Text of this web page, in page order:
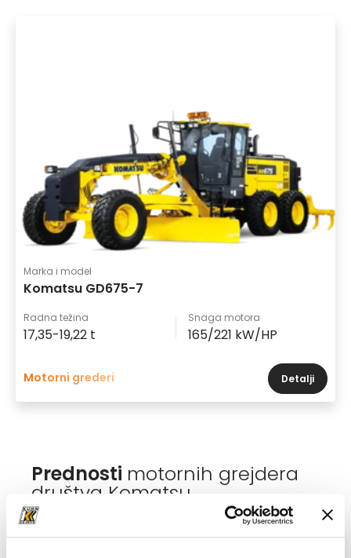
Marka i model
Komatsu GD675-7
Radna težina
17,35-19,22 t
Snaga motora
165/221 kW/HP
Motorni grederi Detalji
Prednosti motornih grejdera
društva Komatsu